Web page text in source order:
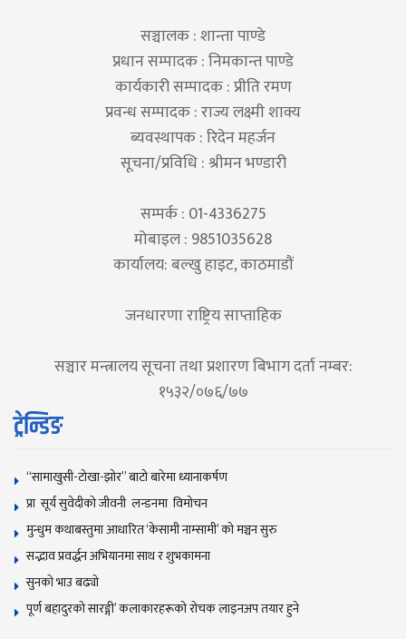
सञ्चालक : शान्ता पाण्डे
प्रधान सम्पादक : निमकान्त पाण्डे
कार्यकारी सम्पादक : प्रीति रमण
प्रवन्ध सम्पादक : राज्य लक्ष्मी शाक्य
ब्यवस्थापक : रिदेन महर्जन
सूचना/प्रविधि : श्रीमन भण्डारी
सम्पर्क : 01-4336275
मोबाइल : 9851035628
कार्यालय: बल्खु हाइट, काठमाडौं
जनधारणा राष्ट्रिय साप्ताहिक
सञ्चार मन्त्रालय सूचना तथा प्रशारण बिभाग दर्ता नम्बर:
१५३२/०७६/७७
ट्रेन्डिङ
“सामाखुसी-टोखा-झोर” बाटो बारेमा ध्यानाकर्षण
प्रा सूर्य सुवेदीको जीवनी लन्डनमा विमोचन
मुन्धुम कथाबस्तुमा आधारित ‘केसामी नाम्सामी’ काे मञ्चन सुरु
सद्भाव प्रवर्द्धन अभियानमा साथ र शुभकामना
सुनकाे भाउ बढ्याे
पूर्ण बहादुरको सारङ्गी’ कलाकारहरूको रोचक लाइनअप तयार हुने